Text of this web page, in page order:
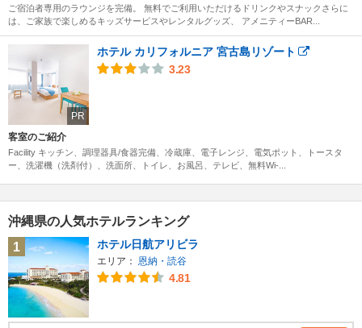
ご宿泊者専用のラウンジを完備。 無料でご利用いただけるドリンクやスナックさらに
は、ご家族で楽しめるキッズサービスやレンタルグッズ、 アメニティーBAR...
PR
ホテル カリフォルニア 宮古島リゾート
3.23
客室のご紹介
Facility キッチン、調理器具/食器完備、冷蔵庫、電子レンジ、電気ポット、トースタ
ー、洗濯機（洗剤付）、洗面所、トイレ、お風呂、テレビ、無料Wi-...
沖縄県の人気ホテルランキング
1
ホテル日航アリビラ
エリア： 恩納・読谷
4.81